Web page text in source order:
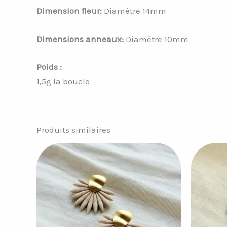
Dimension fleur: Diamètre 14mm
Dimensions anneaux: Diamètre 10mm
Poids :
1,5g la boucle
Produits similaires